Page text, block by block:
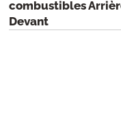
combustibles
Devant